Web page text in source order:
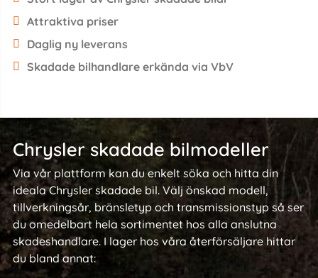
Attraktiva priser
Daglig ny leverans
Skadade bilhandlare erkända via VbV
Chrysler skadade bilmodeller
Via vår plattform kan du enkelt söka och hitta din
ideala Chrysler skadade bil. Välj önskad modell,
tillverkningsår, bränsletyp och transmissionstyp så ser
du omedelbart hela sortimentet hos alla anslutna
skadeshandlare. I lager hos våra återförsäljare hittar
du bland annat: